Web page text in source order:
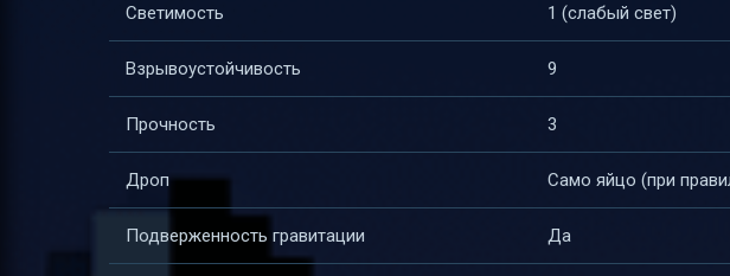
Светимость 1 (слабый свет)
Взрывоустойчивость 9
Прочность 3
Дроп Само яйцо (при
Подверженность гравитации Да